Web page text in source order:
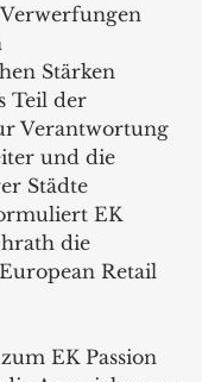
Stärken
Teil der
Verantwortung
und die
Städte
EK
die
Retail
EK Passion